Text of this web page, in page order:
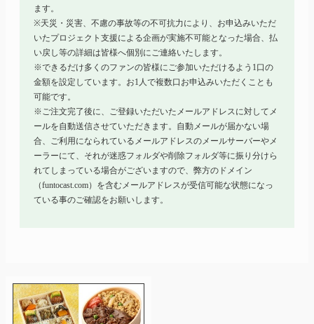
ます。
※天災・災害、不慮の事故等の不可抗力により、お申込みいただ
いたプロジェクト支援による企画が実施不可能となった場合、払
い戻し等の詳細は皆様へ個別にご連絡いたします。
※できるだけ多くのファンの皆様にご参加いただけるよう1口の
金額を設定しています。お1人で複数口お申込みいただくことも
可能です。
※ご注文完了後に、ご登録いただいたメールアドレスに対してメ
ールを自動送信させていただきます。自動メールが届かない場
合、ご利用になられているメールアドレスのメールサーバーやメ
ーラーにて、それが迷惑フォルダや削除フォルダ等に振り分けら
れてしまっている場合がございますので、弊方のドメイン
（funtocast.com）を含むメールアドレスが受信可能な状態になっ
ている事のご確認をお願いします。